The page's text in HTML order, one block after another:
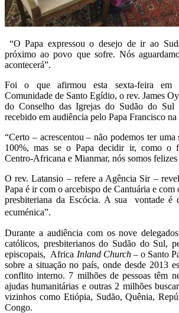
“O Papa expressou o desejo de ir ao
próximo ao povo que sofre. Nós
acontecerá”.
Foi o que afirmou esta sexta-feira em
Comunidade de Santo Egídio, o rev. James
do Conselho das Igrejas do Sudão do Sul
recebido em audiência pelo Papa Francisco na
“Certo – acrescentou – não podemos ter uma
100%, mas se o Papa decidir ir, como o
Centro-Africana e Mianmar, nós somos
O rev. Latansio – refere a Agência Sir –
Papa é ir com o arcebispo de Cantuária e com
presbiteriana da Escócia. A sua vontade é
ecuménica”.
Durante a audiência com os nove
católicos, presbiterianos do Sudão do Sul,
episcopais, Africa Inland Church– o Santo
sobre a situação no país, onde desde 2013
conflito interno. 7 milhões de pessoas têm
ajudas humanitárias e outras 2 milhões
vizinhos como Etiópia, Sudão, Quênia,
Congo.